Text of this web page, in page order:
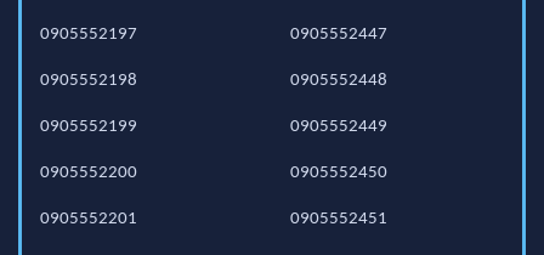
0905552197
0905552198
0905552199
0905552200
0905552201
0905552447
0905552448
0905552449
0905552450
0905552451